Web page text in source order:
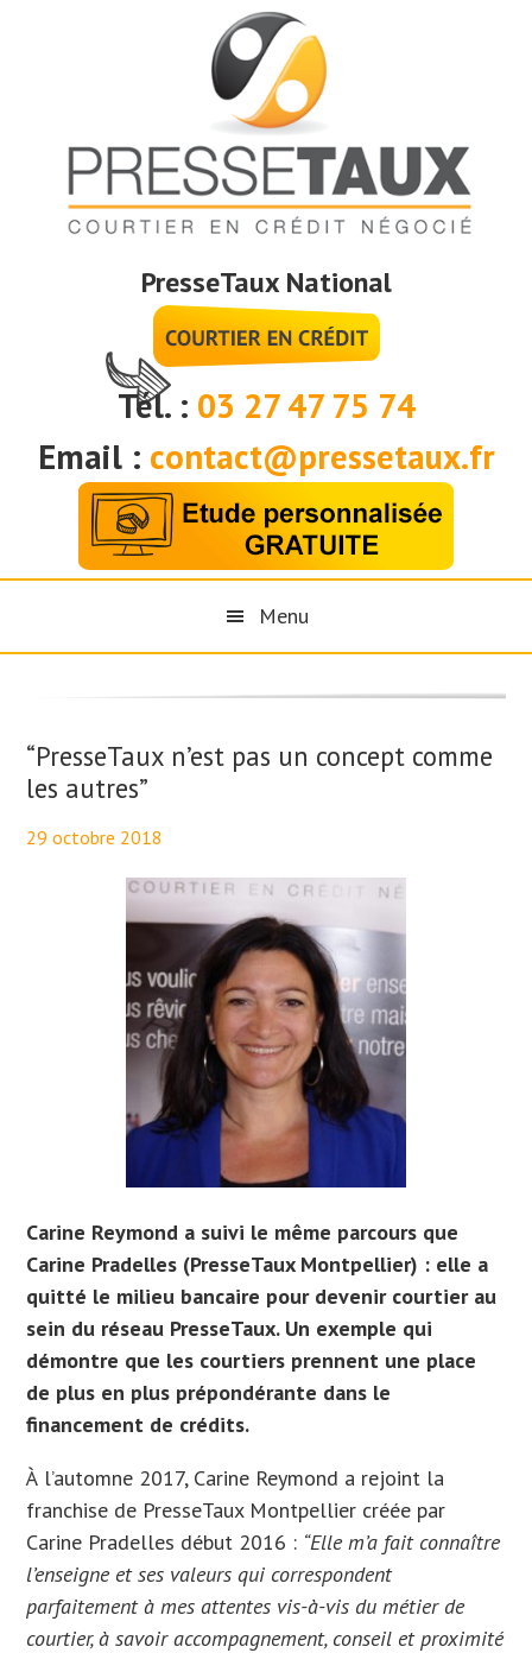
PresseTaux National
Tél. : 03 27 47 75 74
Email : contact@pressetaux.fr
Menu
“PresseTaux n’est pas un concept comme
les autres”
29 octobre 2018
Carine Reymond a suivi le même parcours que
Carine Pradelles (PresseTaux Montpellier) : elle a
quitté le milieu bancaire pour devenir courtier au
sein du réseau PresseTaux. Un exemple qui
démontre que les courtiers prennent une place
de plus en plus prépondérante dans le
financement de crédits.
À l’automne 2017, Carine Reymond a rejoint la
franchise de PresseTaux Montpellier créée par
Carine Pradelles début 2016 : “Elle m’a fait connaître
l’enseigne et ses valeurs qui correspondent
parfaitement à mes attentes vis-à-vis du métier de
courtier, à savoir accompagnement, conseil et proximité